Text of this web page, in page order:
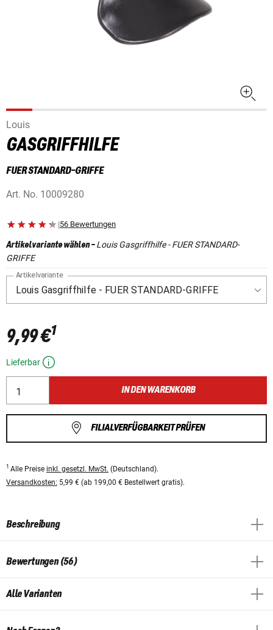
Louis
GASGRIFFHILFE
FUER STANDARD-GRIFFE
Art. No. 10009280
|56 Bewertungen
Artikelvariante wählen-Louis Gasgriffhilfe - FUER STANDARD-
GRIFFE
Artikelvariante
9,99 €1
Lieferbar
IN DEN WARENKORB
FILIALVERFÜGBARKEIT PRÜFEN
1 Alle Preise inkl. gesetzl. MwSt. (Deutschland).
Versandkosten: 5,99 € (ab 199,00 € Bestellwert gratis).
Beschreibung
Bewertungen (56)
Alle Varianten